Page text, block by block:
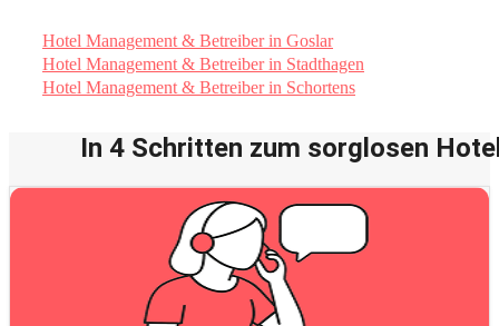
Hotel Management & Betreiber in Goslar
Hotel Management & Betreiber in Stadthagen
Hotel Management & Betreiber in Schortens
In 4 Schritten zum sorglosen